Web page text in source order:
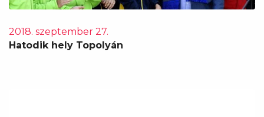
2018. szeptember 27.
Hatodik hely Topolyán